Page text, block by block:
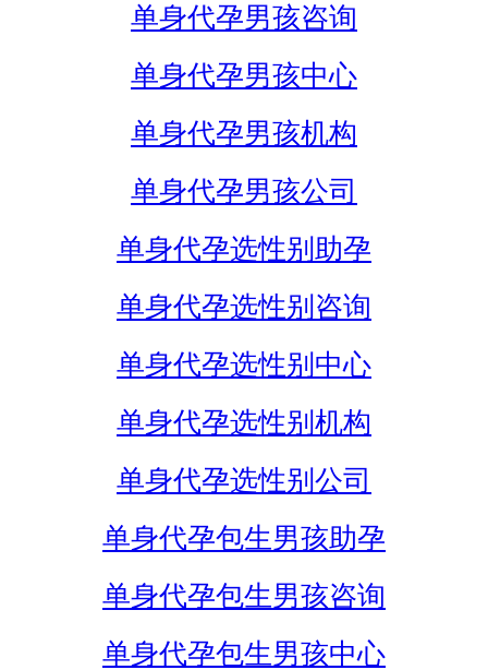
单身代孕男孩咨询
单身代孕男孩中心
单身代孕男孩机构
单身代孕男孩公司
单身代孕选性别助孕
单身代孕选性别咨询
单身代孕选性别中心
单身代孕选性别机构
单身代孕选性别公司
单身代孕包生男孩助孕
单身代孕包生男孩咨询
单身代孕包生男孩中心